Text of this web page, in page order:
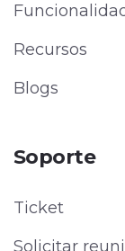
Recursos
Blogs
Soporte
Ticket
Solicitar